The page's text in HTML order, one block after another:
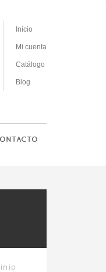
Inicio
Mi cuenta
Catálogo
Blog